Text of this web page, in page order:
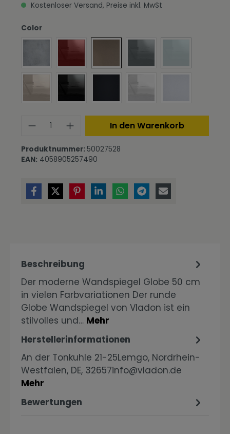
Kostenloser Versand, Preise inkl. MwSt
Colorauswählen
Produkt Anzahl: Gib den
In den Warenkorb
Produktnummer: 50027528
EAN: 4058905257490
Beschreibung
Der moderne Wandspiegel Globe 50 cm
in vielen Farbvariationen Der runde
Globe Wandspiegel von Vladon ist ein
stilvolles und… Mehr
Herstellerinformationen
An der Tonkuhle 21-25Lemgo, Nordrhein-
Westfalen, DE, 32657info@vladon.de
Mehr
Bewertungen